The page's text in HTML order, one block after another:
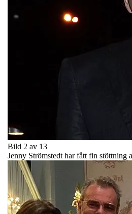
Bild 2 av 13
Jenny Strömstedt har fått fin stöttning